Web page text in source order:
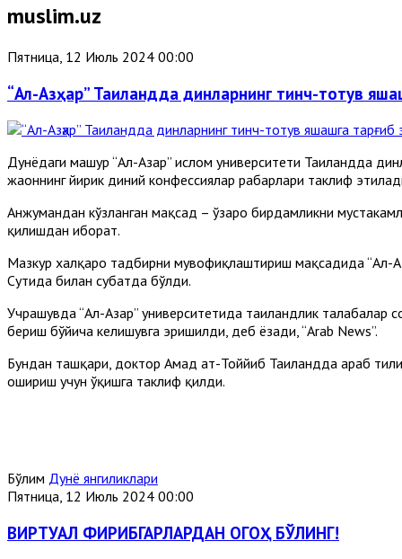
muslim.uz
Пятница, 12 Июль 2024 00:00
“Ал-Азҳар” Таиландда динларнинг тинч-тотув
Дунёдаги машҳур “Ал-Азҳар” ислом университети Таиландда
жаҳоннинг йирик диний конфессиялар раҳбарлари таклиф
Анжумандан кўзланган мақсад – ўзаро бирдамликни
қилишдан иборат.
Мазкур халқаро тадбирни мувофиқлаштириш мақсадида “Ал-
Сутҳида билан суҳбатда бўлди.
Учрашувда “Ал-Азҳар” университетида таиландлик
бериш бўйича келишувга эришилди, деб ёзади, “Arab News”.
Бундан ташқари, доктор Аҳмад ат-Тоййиб Таиландда араб
ошириш учун ўқишга таклиф қилди.
Бўлим Дунё янгиликлари
Пятница, 12 Июль 2024 00:00
ВИРТУАЛ ФИРИБГАРЛАРДАН ОГОҲ БЎЛИНГ!